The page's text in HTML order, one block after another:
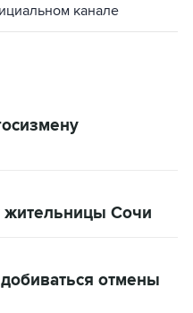
канале
жительницы Сочи
отмены